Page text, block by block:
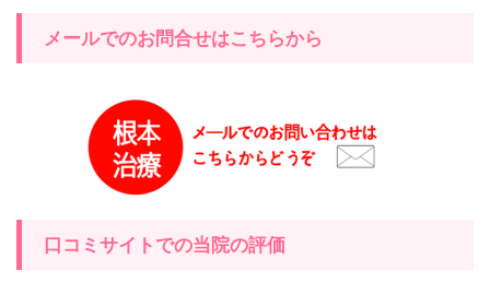
メールでのお問合せはこちらから
口コミサイトでの当院の評価